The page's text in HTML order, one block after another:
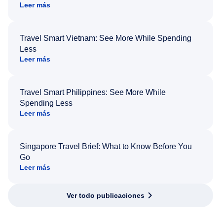
Leer más
Travel Smart Vietnam: See More While Spending
Less
Leer más
Travel Smart Philippines: See More While
Spending Less
Leer más
Singapore Travel Brief: What to Know Before You
Go
Leer más
Ver todo publicaciones